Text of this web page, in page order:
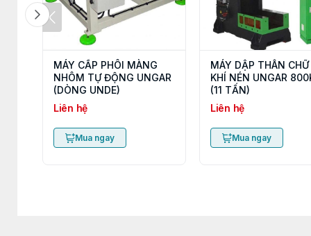
MÁY CẤP PHÔI MÀNG
NHÔM TỰ ĐỘNG UNGAR
(DÒNG UNDE)
Liên hệ
Mua ngay
MÁY DẬP THÂN CHỮ
KHÍ NÉN UNGAR
(11 TẤN)
Liên hệ
Mua ngay